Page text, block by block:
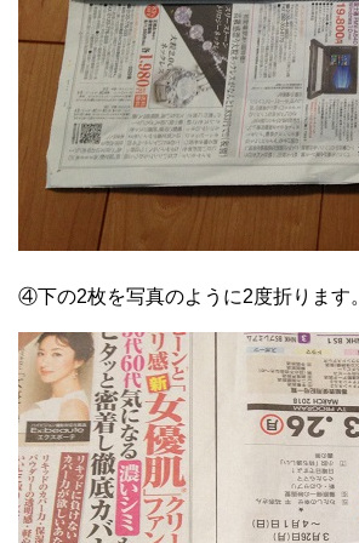
④下の2枚を写真のように2度折ります